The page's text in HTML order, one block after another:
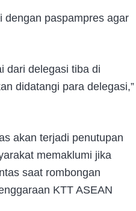
dengan paspampres agar
dari delegasi tiba di
didatangi para delegasi,”
akan terjadi penutupan
memaklumi jika
saat rombongan
KTT ASEAN